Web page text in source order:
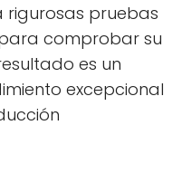
rigurosas pruebas
comprobar su
es un
excepcional